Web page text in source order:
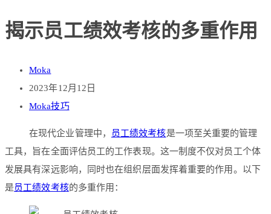
揭示员工绩效考核的多重作用
Moka
2023年12月12日
Moka技巧
在现代企业管理中， 员工绩效考核是一项至关重要的管理
工具，旨在全面评估员工的工作表现。这一制度不仅对员工个体
发展具有深远影响，同时也在组织层面发挥着重要的作用。以下
是员工绩效考核的多重作用：